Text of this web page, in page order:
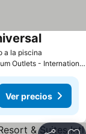
a la piscina
a 2.1 km de: Orlando Premium Outlets - International Drive
Ver precios